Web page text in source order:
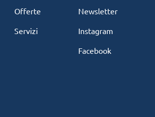
Offerte
Servizi
Newsletter
Instagram
Facebook